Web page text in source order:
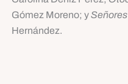
Gómez Moreno; y
Hernández.